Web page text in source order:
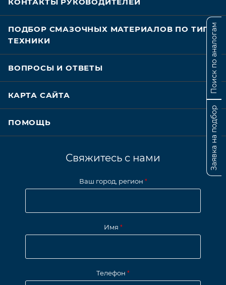
ПОДБОР СМАЗОЧНЫХ МАТЕРИАЛОВ ПО ТИПУ
ТЕХНИКИ
ВОПРОСЫ И ОТВЕТЫ
КАРТА САЙТА
ПОМОЩЬ
Свяжитесь с нами
Ваш город, регион *
Имя *
Телефон *
Заявка на подбор
Поиск по аналогам